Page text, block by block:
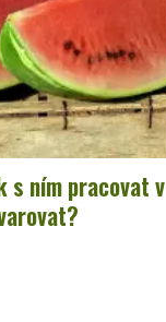
s ním pracovat v